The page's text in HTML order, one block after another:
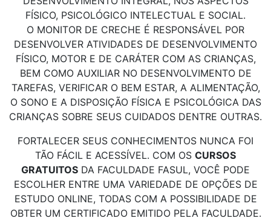
FÍSICO, PSICOLÓGICO INTELECTUAL E SOCIAL.
O MONITOR DE CRECHE É RESPONSÁVEL POR
DESENVOLVER ATIVIDADES DE DESENVOLVIMENTO
FÍSICO, MOTOR E DE CARÁTER COM AS CRIANÇAS,
BEM COMO AUXILIAR NO DESENVOLVIMENTO DE
TAREFAS, VERIFICAR O BEM ESTAR, A ALIMENTAÇÃO,
O SONO E A DISPOSIÇÃO FÍSICA E PSICOLÓGICA DAS
CRIANÇAS SOBRE SEUS CUIDADOS DENTRE OUTRAS.
FORTALECER SEUS CONHECIMENTOS NUNCA FOI
TÃO FÁCIL E ACESSÍVEL. COM OS CURSOS
GRATUITOS DA FACULDADE FASUL, VOCÊ PODE
ESCOLHER ENTRE UMA VARIEDADE DE OPÇÕES DE
ESTUDO ONLINE, TODAS COM A POSSIBILIDADE DE
OBTER UM CERTIFICADO EMITIDO PELA FACULDADE.